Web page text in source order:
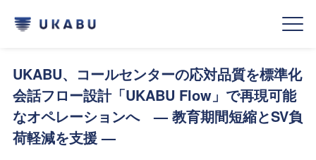
UKABU、コールセンターの応対品質を標準化
会話フロー設計「UKABU Flow」で再現可能
なオペレーションへ — 教育期間短縮とSV負
荷軽減を支援 —